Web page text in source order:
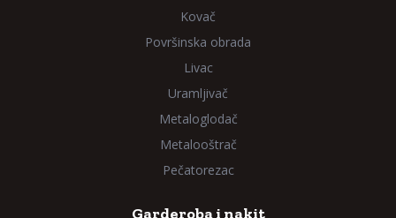
Kovač
Površinska obrada
Livac
Uramljivač
Metaloglodač
Metalooštrač
Pečatorezac
Garderoba i nakit